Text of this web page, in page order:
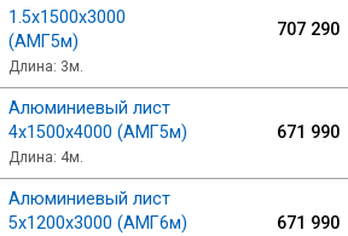
1.5х1500х3000
(АМГ5м)
Длина: 3м.
707 290
Алюминиевый лист
4х1500х4000 (АМГ5м)
Длина: 4м.
671 990
Алюминиевый лист
5х1200х3000 (АМГ6м)
671 990